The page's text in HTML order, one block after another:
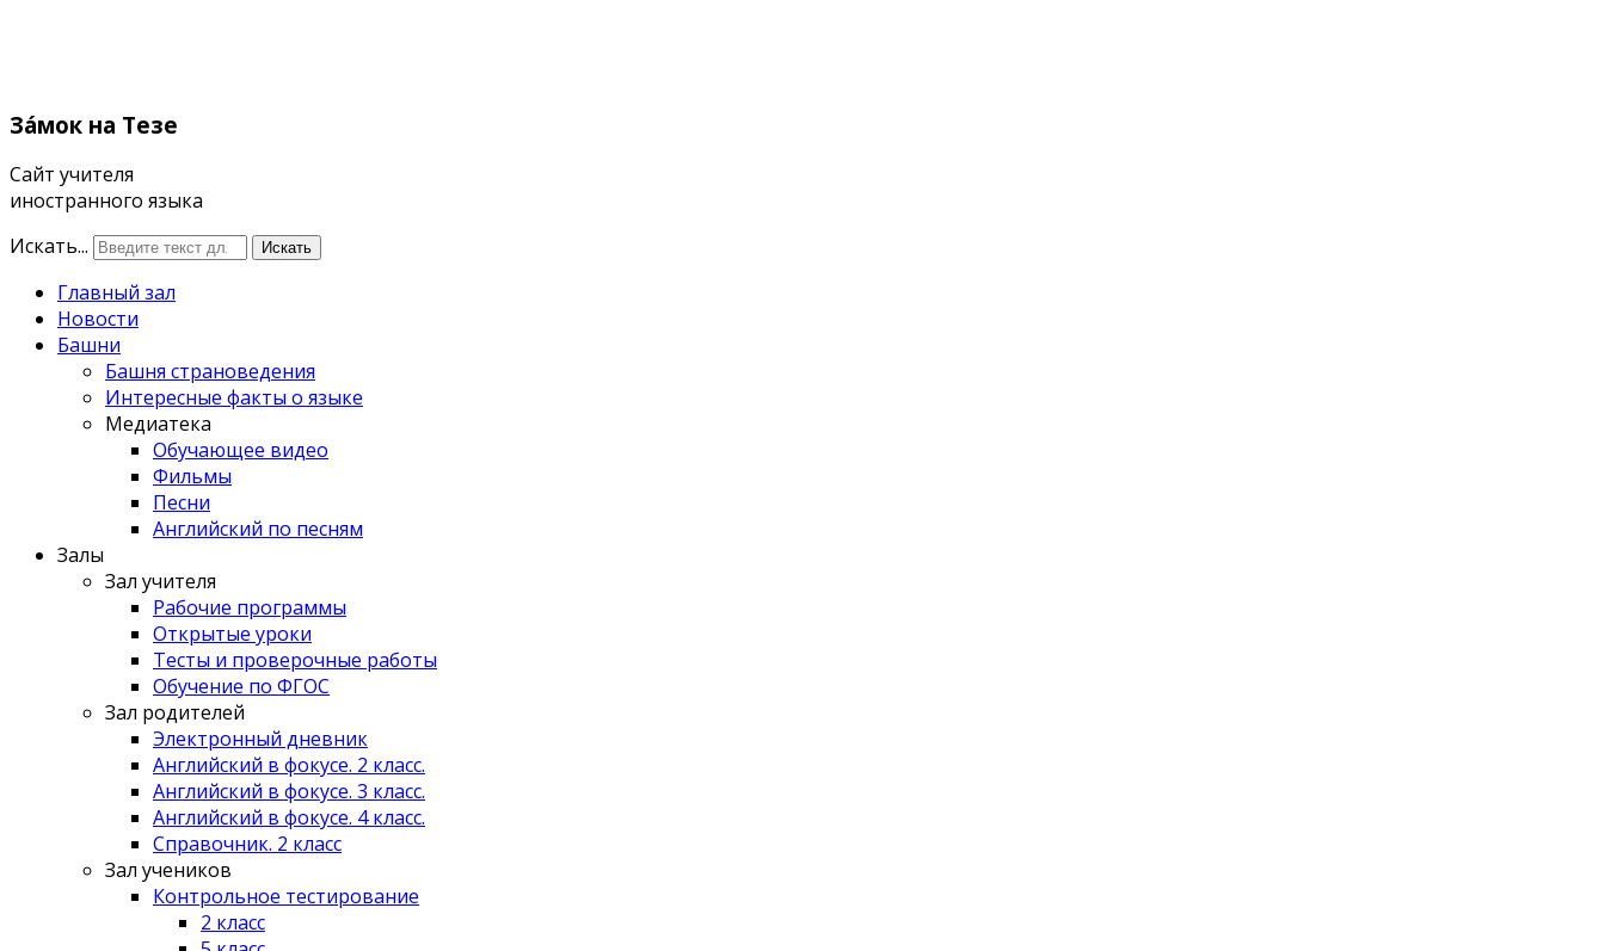
Зáмок на Тезе
Сайт учителя
иностранного языка
Искать...
Искать
Главный зал
Новости
Башни
Башня страноведения
Интересные факты о языке
Медиатека
Обучающее видео
Фильмы
Песни
Английский по песням
Залы
Зал учителя
Рабочие программы
Открытые уроки
Тесты и проверочные работы
Обучение по ФГОС
Зал родителей
Электронный дневник
Английский в фокусе. 2 класс.
Английский в фокусе. 3 класс.
Английский в фокусе. 4 класс.
Справочник. 2 класс
Зал учеников
Контрольное тестирование
2 класс